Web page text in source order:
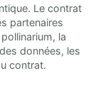
Le contrat
partenaires
la
données, les
contrat.